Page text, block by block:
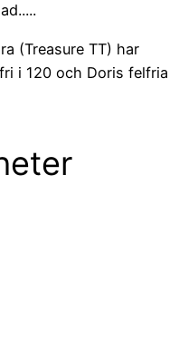
(Treasure TT) har
i 120 och Doris felfria